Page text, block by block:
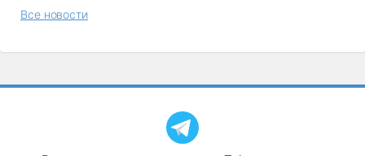
Все новости